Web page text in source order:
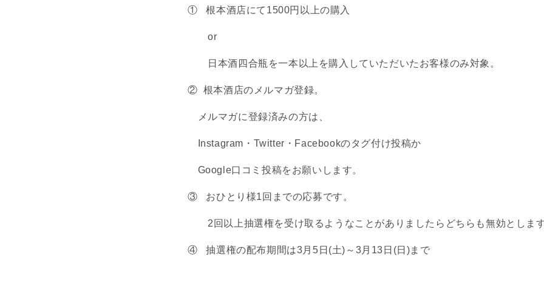
① 根本酒店にて1500円以上の購入
or
日本酒四合瓶を一本以上を購入していただいたお客様のみ対象。
② 根本酒店のメルマガ登録。
メルマガに登録済みの方は、
Instagram・Twitter・Facebookのタグ付け投稿か
Google口コミ投稿をお願いします。
③ おひとり様1回までの応募です。
2回以上抽選権を受け取るようなことがありましたらどちらも無効としま
④ 抽選権の配布期間は3月5日(土)～3月13日(日)まで